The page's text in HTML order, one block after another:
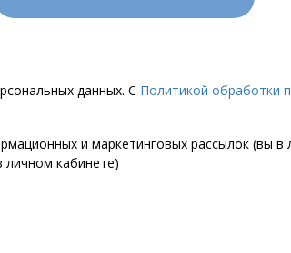
данных. С Политикой обработки
и маркетинговых рассылок (вы
личном кабинете)